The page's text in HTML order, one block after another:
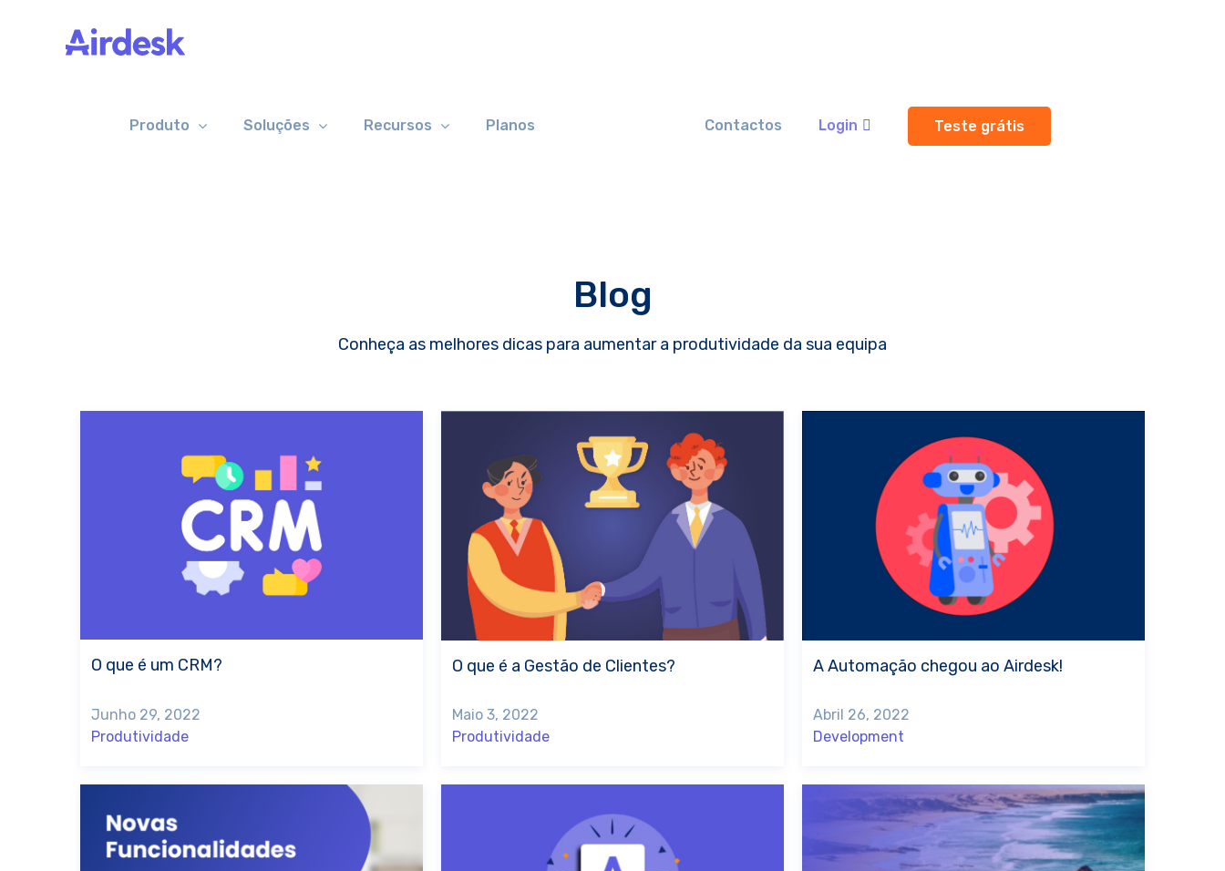
Produto Soluções Recursos Planos Contactos Login Teste grátis
Blog
Conheça as melhores dicas para aumentar a produtividade da sua equipa
O que é um CRM?
Junho 29, 2022
Produtividade
O que é a Gestão de Clientes?
Maio 3, 2022
Produtividade
A Automação chegou ao Airdesk!
Abril 26, 2022
Development